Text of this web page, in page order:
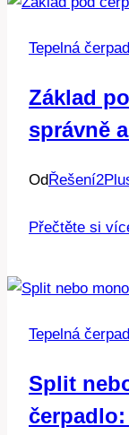
Tepelná
Základ
správně
Od
Přečtěte si
Tepelná
Split